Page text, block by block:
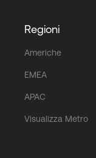
Regioni
Americhe
EMEA
APAC
Visualizza Metro